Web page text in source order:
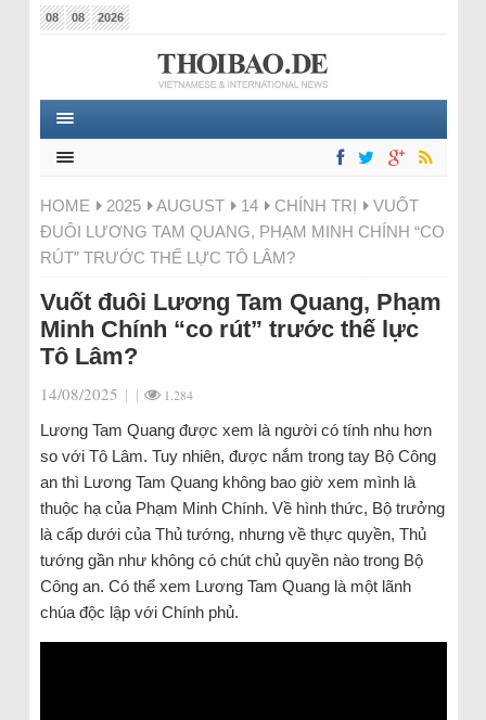
08 08 2026
HOME 2025 AUGUST 14 CHÍNH TRỊ
VUỐT
ĐUÔI LƯƠNG TAM QUANG, PHẠM MINH CHÍNH “CO
RÚT” TRƯỚC THẾ LỰC TÔ LÂM?
Vuốt đuôi Lương Tam Quang, Phạm
Minh Chính “co rút” trước thế lực
Tô Lâm?
14/08/2025 | | 1.284
Lương Tam Quang được xem là người có tính nhu hơn
so với Tô Lâm. Tuy nhiên, được nắm trong tay Bộ Công
an thì Lương Tam Quang không bao giờ xem mình là
thuộc hạ của Phạm Minh Chính. Về hình thức, Bộ trưởng
là cấp dưới của Thủ tướng, nhưng về thực quyền, Thủ
tướng gần như không có chút chủ quyền nào trong Bộ
Công an. Có thể xem Lương Tam Quang là một lãnh
chúa độc lập với Chính phủ.